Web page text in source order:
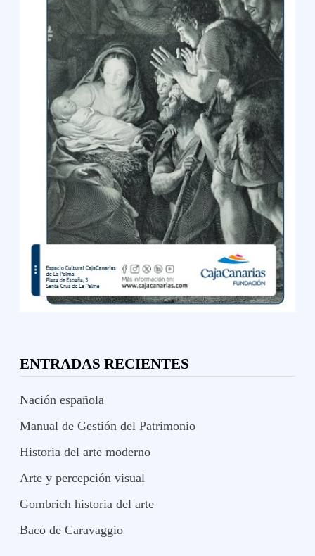
ENTRADAS RECIENTES
Nación española
Manual de Gestión del Patrimonio
Historia del arte moderno
Arte y percepción visual
Gombrich historia del arte
Baco de Caravaggio